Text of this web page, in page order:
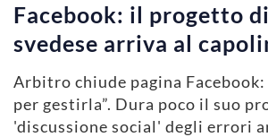
Facebook: il progetto
svedese arriva al
Arbitro chiude pagina
per gestirla”. Dura poco il suo
'discussione social' degli errori